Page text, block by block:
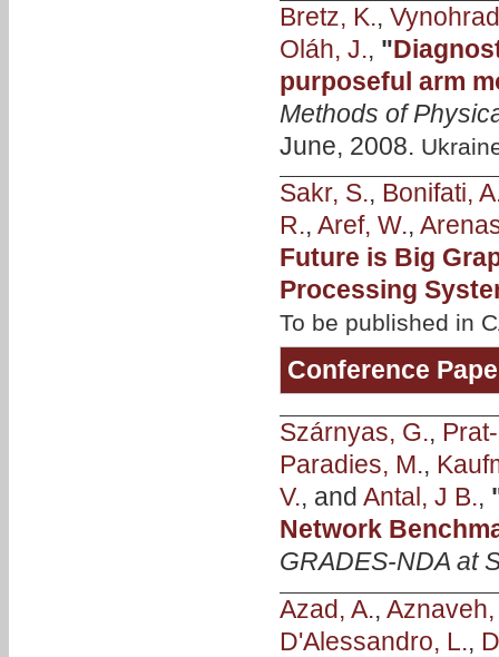
Bretz, K.,
Oláh, J., "
purposeful arm
Methods of
June, 2008.
Sakr, S., Bonifati,
R., Aref, W.,
Future is Big
Processing
To be published in
Conference
Szárnyas, G.,
Paradies, M.,
V., and Antal, J B.,
Network
GRADES-NDA at
Azad, A.,
D'Alessandro, L.,